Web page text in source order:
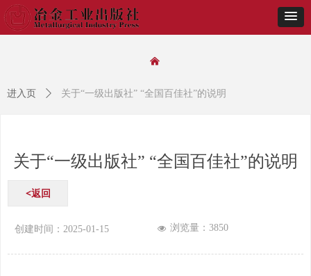
关于“一级出版社” “全国百佳社”的说明
创建时间： 2025-01-15 넶 浏览量： 3850
<返回
进入页 ꄲ 关于“一级出版社” “全国百佳社”的说明
낀